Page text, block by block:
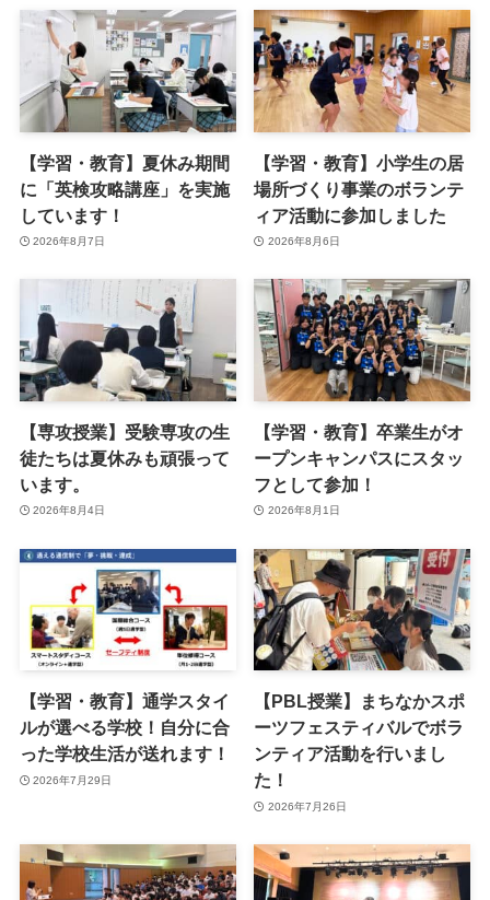
【学習・教育】夏休み期間
に「英検攻略講座」を実施
しています！
2026年8月7日
【学習・教育】小学生の居
場所づくり事業のボランテ
ィア活動に参加しました
2026年8月6日
【専攻授業】受験専攻の生
徒たちは夏休みも頑張って
います。
2026年8月4日
【学習・教育】卒業生がオ
ープンキャンパスにスタッ
フとして参加！
2026年8月1日
【学習・教育】通学スタイ
ルが選べる学校！自分に合
った学校生活が送れます！
2026年7月29日
【PBL授業】まちなかスポ
ーツフェスティバルでボラ
ンティア活動を行いまし
た！
2026年7月26日